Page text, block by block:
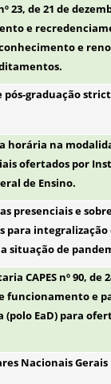
de 21 de
e
e
pós-graduação
horária na
ofertados por
de Ensino.
presenciais e
para
situação de
CAPES nº 90, de
funcionamento e
(polo EaD) para
Nacionais